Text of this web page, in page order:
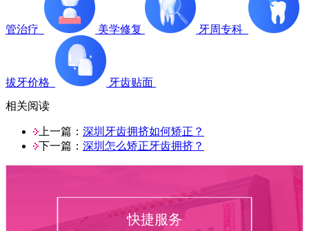
管治疗 美学修复 牙周专科
拔牙价格
牙齿贴面
相关阅读
上一篇： 深圳牙齿拥挤如何矫正？
下一篇： 深圳怎么矫正牙齿拥挤？
快捷服务